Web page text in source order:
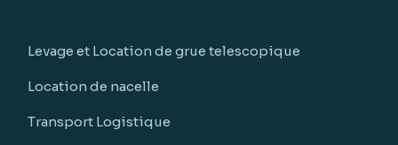
Levage et Location de grue telescopique
Location de nacelle
Transport Logistique